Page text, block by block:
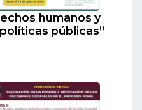
humanos y
públicas”